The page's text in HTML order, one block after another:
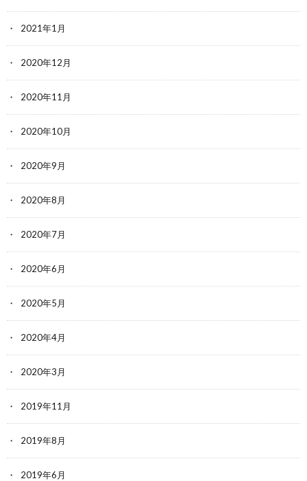
2021年1月
2020年12月
2020年11月
2020年10月
2020年9月
2020年8月
2020年7月
2020年6月
2020年5月
2020年4月
2020年3月
2019年11月
2019年8月
2019年6月